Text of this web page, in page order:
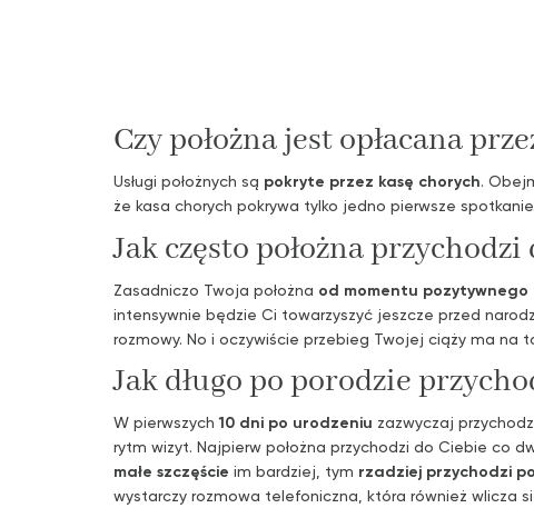
Czy położna jest opłacana
Usługi położnych są pokryte przez kasę chorych.
że kasa chorych pokrywa tylko jedno pierwsze
Jak często położna
Zasadniczo Twoja położna od momentu
intensywnie będzie Ci towarzyszyć jeszcze przed
rozmowy. No i oczywiście przebieg Twojej ciąży ma na
Jak długo po porodzie
W pierwszych10 dni po urodzeniu zazwyczaj
rytm wizyt. Najpierw położna przychodzi do Ciebie co
małe szczęście im bardziej, tym rzadziej przychodzi
wystarczy rozmowa telefoniczna, która również wlicza